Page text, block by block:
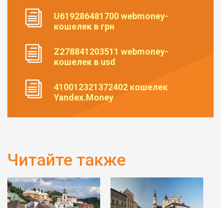
U619286481700 webmoney-
кошелек в грн
Z278841203511 webmoney-
кошелек в usd
410012321372402 кошелек
Yandex.Money
Читайте также